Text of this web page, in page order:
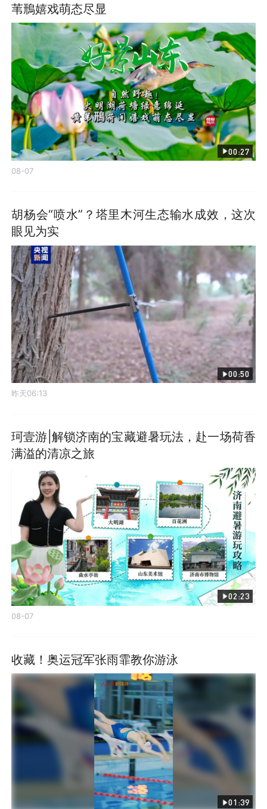
苇鳽嬉戏萌态尽显
00:27
08-07
胡杨会“喷水”？塔里木河生态输水成效，这次
眼见为实
00:50
昨天06:13
珂壹游|解锁济南的宝藏避暑玩法，赴一场荷香
满溢的清凉之旅
02:23
08-07
收藏！奥运冠军张雨霏教你游泳
01:39